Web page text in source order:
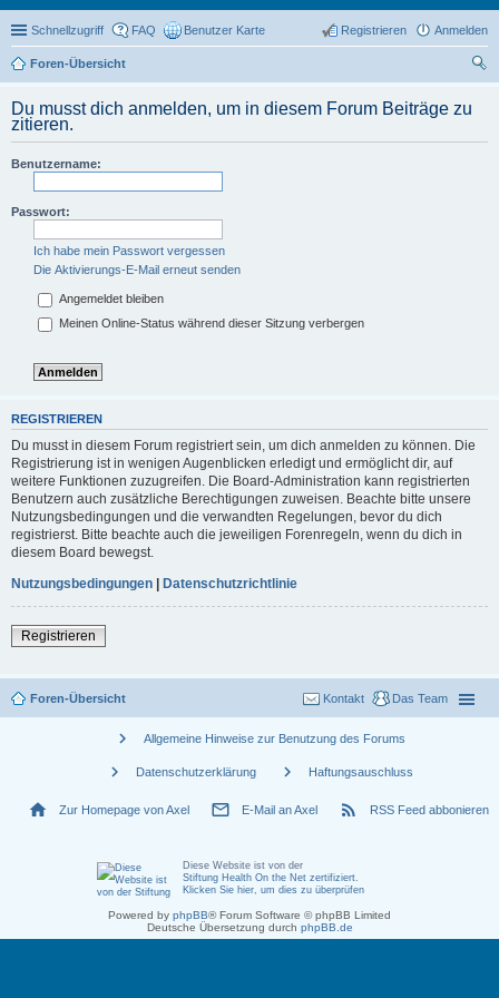
Schnellzugriff FAQ Benutzer Karte Anmelden
Registrieren
Foren-Übersicht
Du musst dich anmelden, um in diesem Forum Beiträge zu
zitieren.
Benutzername:
Passwort:
Ich habe mein Passwort vergessen
Die Aktivierungs-E-Mail erneut senden
Angemeldet bleiben
Meinen Online-Status während dieser Sitzung verbergen
REGISTRIEREN
Du musst in diesem Forum registriert sein, um dich anmelden zu können. Die
Registrierung ist in wenigen Augenblicken erledigt und ermöglicht dir, auf
weitere Funktionen zuzugreifen. Die Board-Administration kann registrierten
Benutzern auch zusätzliche Berechtigungen zuweisen. Beachte bitte unsere
Nutzungsbedingungen und die verwandten Regelungen, bevor du dich
registrierst. Bitte beachte auch die jeweiligen Forenregeln, wenn du dich in
diesem Board bewegst.
Nutzungsbedingungen | Datenschutzrichtlinie
Registrieren
Foren-Übersicht Das Team
Kontakt
chevron_right Allgemeine Hinweise zur Benutzung des Forums
chevron_right Datenschutzerklärung chevron_right Haftungsauschluss
home Zur Homepage von Axel mail_outline E-Mail an Axel rss_feed RSS Feed abbonieren
Diese Website ist von der
Stiftung Health On the Net zertifiziert
Klicken Sie hier, um dies zu überprüfen
Powered by phpBB® Forum Software © phpBB Limited
Deutsche Übersetzung durch phpBB.de